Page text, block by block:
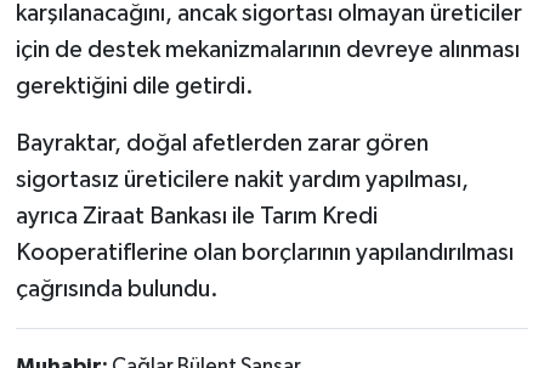
karşılanacağını, ancak sigortası olmayan üreticiler
için de destek mekanizmalarının devreye alınması
gerektiğini dile getirdi.
Bayraktar, doğal afetlerden zarar gören
sigortasız üreticilere nakit yardım yapılması,
ayrıca Ziraat Bankası ile Tarım Kredi
Kooperatiflerine olan borçlarının yapılandırılması
çağrısında bulundu.